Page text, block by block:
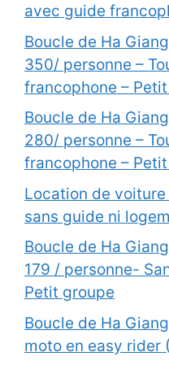
avec guide
Boucle de Ha
350/ personne –
francophone –
Boucle de Ha
280/ personne –
francophone –
Location de
sans guide ni
Boucle de Ha
179 / personne-
Petit groupe
Boucle de Ha
moto en easy rider